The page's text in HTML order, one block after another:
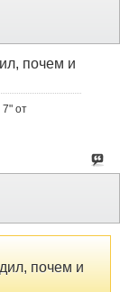
почем и
от
почем и